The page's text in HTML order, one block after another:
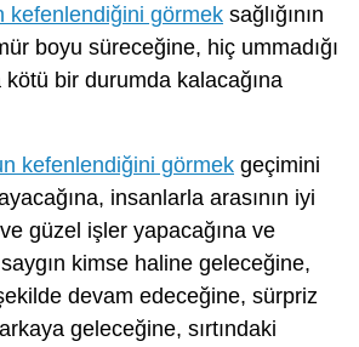
kefenlendiğini görmek sağlığının
boyu süreceğine, hiç ummadığı
bir durumda kalacağına
kefenlendiğini görmek geçimini
insanlarla arasının iyi
ve güzel işler yapacağına ve
kimse haline geleceğine,
devam edeceğine, sürpriz
geleceğine, sırtındaki